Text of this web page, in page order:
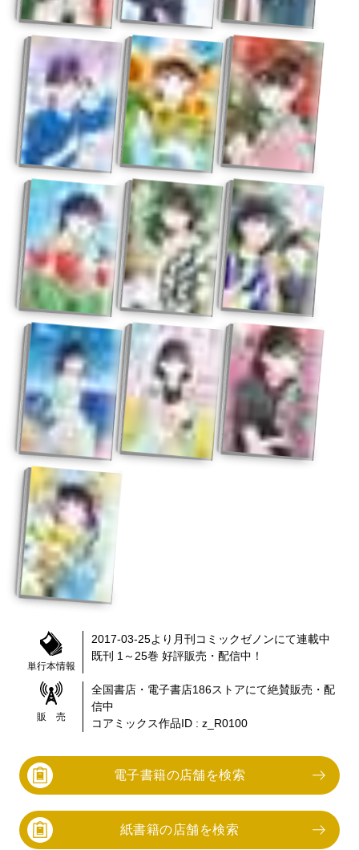
単行本情報
2017-03-25より 月刊コミックゼノンにて連載中
既刊 1～25巻 好評販売・配信中！
販 売
全国書店・電子書店186ストアにて絶賛販売・配
信中
コアミックス作品ID : z_R0100
電子書籍の店舗を検索
紙書籍の店舗を検索